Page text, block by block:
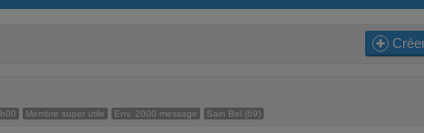
Membre super utile Env. 2000 message Sain Bel (69)